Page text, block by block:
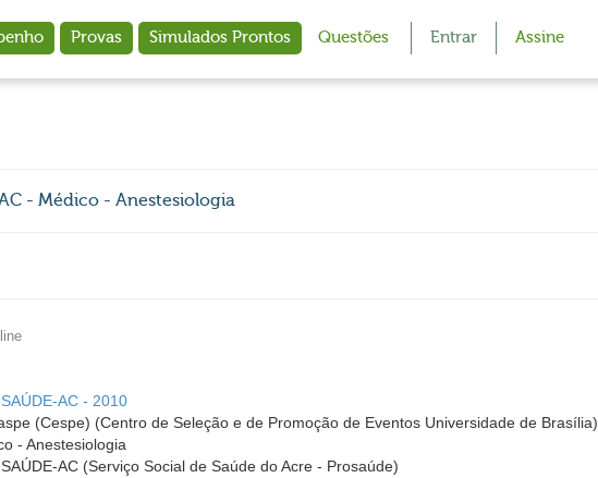
Provas Simulados Prontos Questões Entrar Assine
- Médico - Anestesiologia
AC - 2010
(Cespe) (Centro de Seleção e de Promoção de Eventos Universidade de Brasília)
- Anestesiologia
AC (Serviço Social de Saúde do Acre - Prosaúde)